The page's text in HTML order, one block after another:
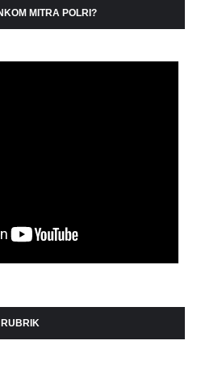
MITRA POLRI?
RUBRIK